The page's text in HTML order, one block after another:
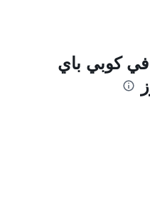
في كوبي باي